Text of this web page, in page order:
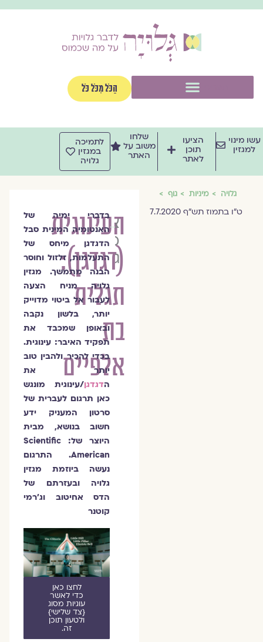
הַכֹּל מִכֹּל כֹּל
מינוי
למגזין
הציעו
תוכן
לאתר
שלחו
משוב על
האתר
לתמיכה
במגזין
גלויה
גלויה מיניות גוף
ט"ו בתמוז תש"ף 7.7.2020
העינוגית
(דגדגן):
תגלית
בת
אלפיים
צוות
מגזין
גלויה
בדברי ימיה של
האנטומיה המינית סבל
הדגדגן מיחס של
התעלמות, זלזול וחוסר
הבנה מתמשך. מגזין
גלויה מניח הצעה
לעבור אל ביטוי מדוייק
יותר, בלשון נקבה
ובאופן שמכבד את
תפקיד האיבר: עינוגית.
בכדי להכיר ולהבין טוב
יותר את
דגדגן/עינוגית מונגש
כאן תרגום לעברית של
סרטון המעניק ידע
חשוב בנושא, מבית
היוצר של: Scientific
American. התרגום
נעשה ביוזמת מגזין
גלויה ובעזרתם של
הדס אחיטוב וג'רמי
קוטנר
לחצו כאן
כדי לאשר
עוגיות מסוג
{צד שלישי}
ולטעון תוכן
זה.